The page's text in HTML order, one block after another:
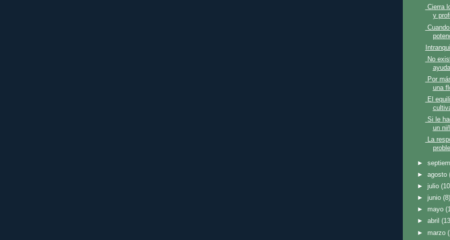
Cierra
y
No
Por
una
El
Si le
un
La
►
►agosto
► julio
► junio(8)
► mayo
►abril
► marzo